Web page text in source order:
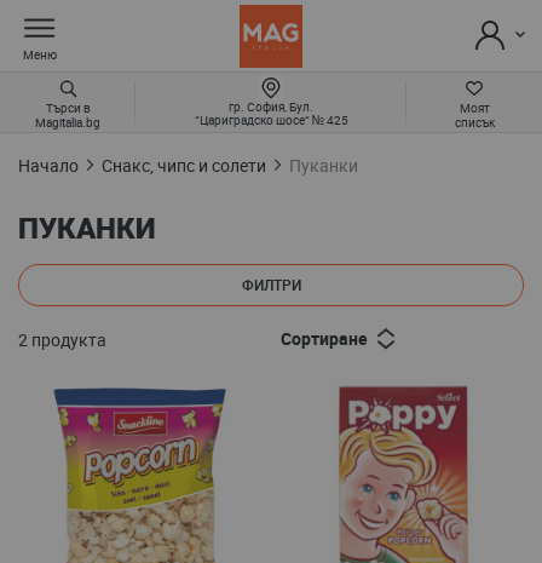
Меню
Търси в
Magitalia.bg
Моят
списък
гр. София, Бул.
“Цариградско шосе“ № 425
Начало Снакс, чипс и солети Пуканки
ПУКАНКИ
ФИЛТРИ
2 продукта Сортиране